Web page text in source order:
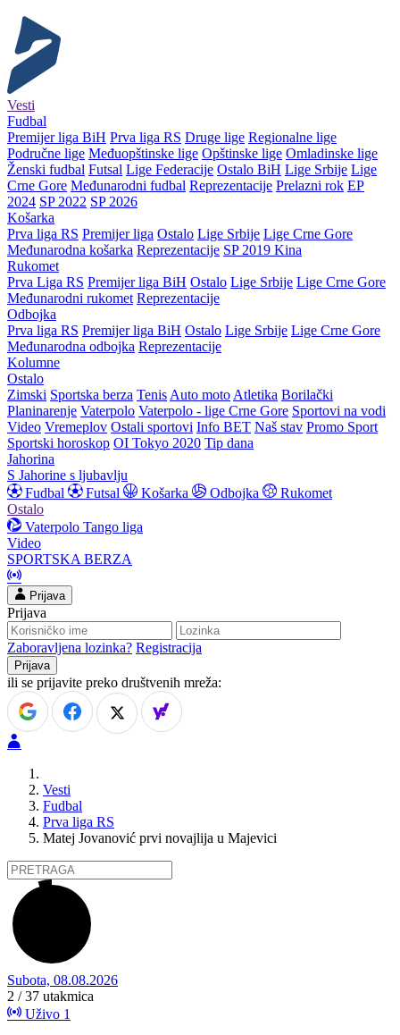
Vesti
Fudbal
Premijer liga BiH Prva liga RS Druge lige Regionalne lige
Područne lige Međuopštinske lige Opštinske lige Omladinske lige
Ženski fudbal Futsal Lige Federacije Ostalo BiH Lige Srbije Lige
Crne Gore Međunarodni fudbal Reprezentacije Prelazni rok EP
2024 SP 2022 SP 2026
Košarka
Prva liga RS Premijer liga Ostalo Lige Srbije Lige Crne Gore
Međunarodna košarka Reprezentacije SP 2019 Kina
Rukomet
Prva Liga RS Premijer liga BiH Ostalo Lige Srbije Lige Crne Gore
Međunarodni rukomet Reprezentacije
Odbojka
Prva liga RS Premijer liga BiH Ostalo Lige Srbije Lige Crne Gore
Međunarodna odbojka Reprezentacije
Kolumne
Ostalo
Zimski Sportska berza Tenis Auto moto Atletika Borilački
Planinarenje Vaterpolo Vaterpolo - lige Crne Gore Sportovi na vodi
Video Vremeplov Ostali sportovi Info BET Naš stav Promo Sport
Sportski horoskop OI Tokyo 2020 Tip dana
Jahorina
S Jahorine s ljubavlju
Fudbal
Futsal Košarka Odbojka
Rukomet
Ostalo
Vaterpolo Tango liga
Video
SPORTSKA BERZA
Prijava
Prijava
Zaboravljena lozinka? Registracija
ili se prijavite preko društvenih mreža:
Vesti
Fudbal
Prva liga RS
Matej Jovanović prvi novajlija u Majevici
Subota, 08.08.2026
2 / 37 utakmica
Uživo 1